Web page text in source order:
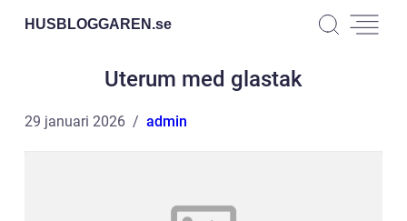
HUSBLOGGAREN.se
Uterum med glastak
29 januari 2026 admin